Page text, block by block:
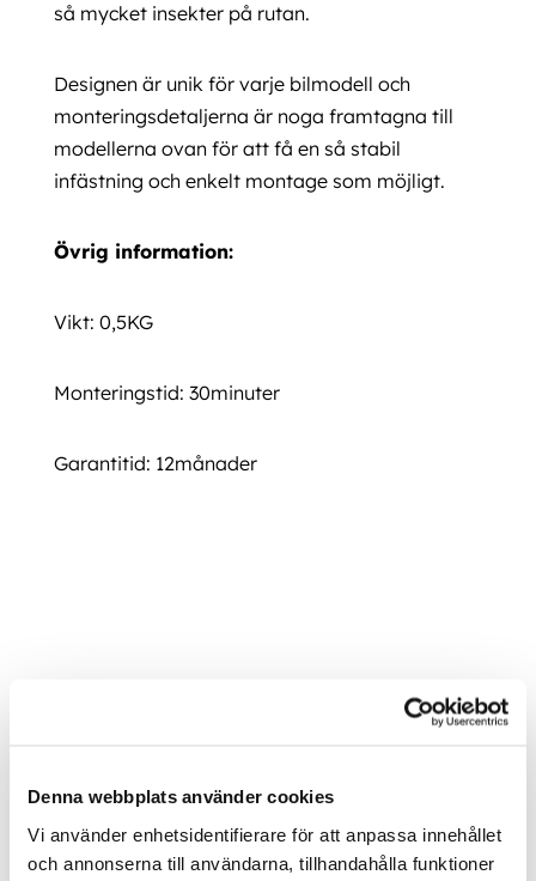
Denna webbplats använder cookies
Vi använder enhetsidentifierare för att anpassa innehållet
och annonserna till användarna, tillhandahålla funktioner
så mycket insekter på rutan.
Designen är unik för varje bilmodell och
monteringsdetaljerna är noga framtagna till
modellerna ovan för att få en så stabil
infästning och enkelt montage som möjligt.
Övrig information:
Vikt: 0,5KG
Monteringstid: 30minuter
Garantitid: 12månader